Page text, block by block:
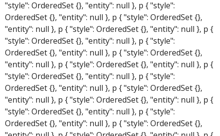
"style": OrderedSet {}, "entity": null }, p { "style":
OrderedSet {}, "entity": null }, p { "style": OrderedSet {},
"entity": null }, p { "style": OrderedSet {}, "entity": null }, p {
"style": OrderedSet {}, "entity": null }, p { "style":
OrderedSet {}, "entity": null }, p { "style": OrderedSet {},
"entity": null }, p { "style": OrderedSet {}, "entity": null }, p {
"style": OrderedSet {}, "entity": null }, p { "style":
OrderedSet {}, "entity": null }, p { "style": OrderedSet {},
"entity": null }, p { "style": OrderedSet {}, "entity": null }, p {
"style": OrderedSet {}, "entity": null }, p { "style":
OrderedSet {}, "entity": null }, p { "style": OrderedSet {},